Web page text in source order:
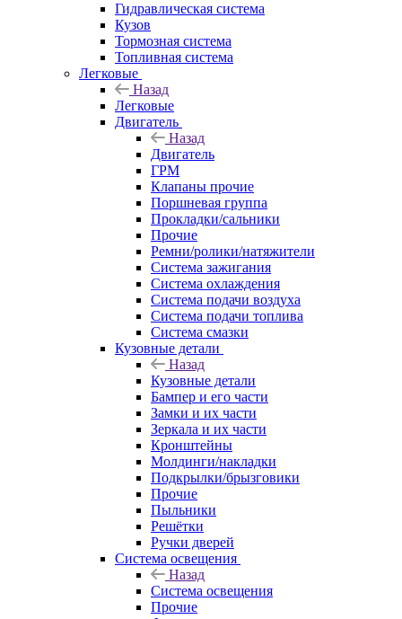
Гидравлическая система
Кузов
Тормозная система
Топливная система
Легковые
Назад
Легковые
Двигатель
Назад
Двигатель
ГРМ
Клапаны прочие
Поршневая группа
Прокладки/сальники
Прочие
Ремни/ролики/натяжители
Система зажигания
Система охлаждения
Система подачи воздуха
Система подачи топлива
Система смазки
Кузовные детали
Назад
Кузовные детали
Бампер и его части
Замки и их части
Зеркала и их части
Кронштейны
Молдинги/накладки
Подкрылки/брызговики
Прочие
Пыльники
Решётки
Ручки дверей
Система освещения
Назад
Система освещения
Прочие